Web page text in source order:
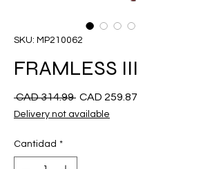
SKU: MP210062
FRAMLESS III
CAD 314.99 Precio
CAD 259.87
Delivery not available
Cantidad *